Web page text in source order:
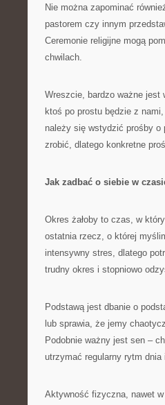
Nie można zapominać
pastorem czy innym
Ceremonie religijne mogą
chwilach.
Wreszcie, bardzo ważne jest
ktoś po prostu będzie z
należy się wstydzić prośby
zrobić, dlatego konkretne
Jak zadbać o siebie w
Okres żałoby to czas, w
ostatnia rzecz, o której
intensywny stres, dlatego
trudny okres i stopniowo
Podstawą jest dbanie o
lub sprawia, że jemy
Podobnie ważny jest sen –
utrzymać regularny rytm
Aktywność fizyczna, nawet